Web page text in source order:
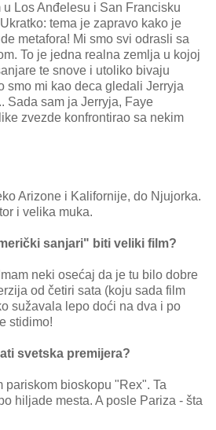
Los Anđelesu i San Francisku
tema je zapravo kako je
metafora! Mi smo svi odrasli sa
To je jedna realna zemlja u kojoj
te snove i utoliko bivaju
smo mi kao deca gledali Jerryja
Sada sam ja Jerryja, Faye
zvezde konfrontirao sa nekim
Arizone i Kalifornije, do Njujorka.
i velika muka.
sanjari" biti veliki film?
neki osećaj da je tu bilo dobre
od četiri sata (koju sada film
sužavala lepo doći na dva i po
stidimo!
svetska premijera?
pariskom bioskopu "Rex". Ta
hiljade mesta. A posle Pariza - šta